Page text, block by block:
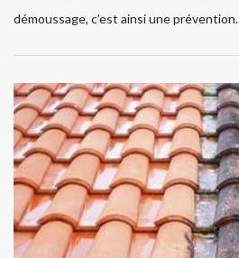
démoussage, c’est ainsi une prévention.